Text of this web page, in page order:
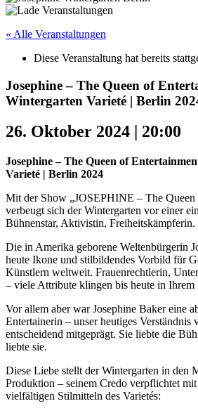
« Alle Veranstaltungen
Diese Veranstaltung hat bereits
Josephine – The Queen of
Wintergarten Varieté | Berlin
26. Oktober 2024 | 20:00
Josephine – The Queen of
Varieté | Berlin 2024
Mit der Show „JOSEPHINE – The Queen
verbeugt sich der Wintergarten vor einer
Bühnenstar, Aktivistin, Freiheitskämpferin.
Die in Amerika geborene Weltenbürgerin
heute Ikone und stilbildendes Vorbild für
Künstlern weltweit. Frauenrechtlerin,
– viele Attribute klingen bis heute in Ihrem
Vor allem aber war Josephine Baker eine
Entertainerin – unser heutiges Verständnis
entscheidend mitgeprägt. Sie liebte die
liebte sie.
Diese Liebe stellt der Wintergarten in den
Produktion – seinem Credo verpflichtet mit
vielfältigen Stilmitteln des Varietés: